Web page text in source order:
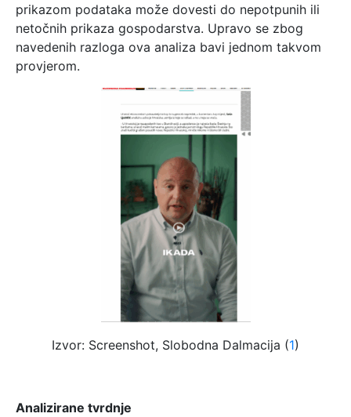
prikazom podataka može dovesti do nepotpunih ili
netočnih prikaza gospodarstva. Upravo se zbog
navedenih razloga ova analiza bavi jednom takvom
provjerom.
Izvor: Screenshot, Slobodna Dalmacija (1)
Analizirane tvrdnje